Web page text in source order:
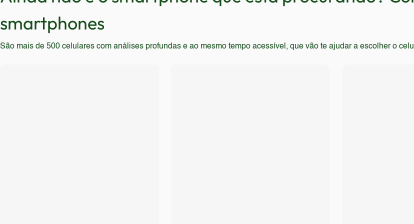
smartphones
São mais de 500 celulares com análises profundas e ao mesmo tempo acessível, que vão te ajudar a escolher o